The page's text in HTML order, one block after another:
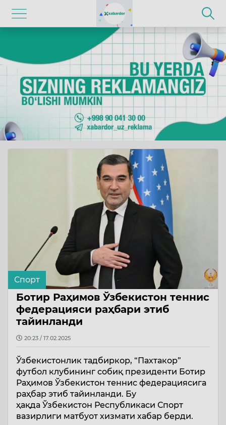
Спорт
Ботир Раҳимов Ўзбекистон теннис
федерацияси раҳбари этиб
тайинланди
20:23 / 17.02.2025
Ўзбекистонлик тадбиркор, “Пахтакор”
футбол клубининг собиқ президенти Ботир
Раҳимов Ўзбекистон теннис федерациясига
раҳбар этиб тайинланди. Бу
ҳақда Ўзбекистон Республикаси Спорт
вазирлиги матбуот хизмати хабар берди.